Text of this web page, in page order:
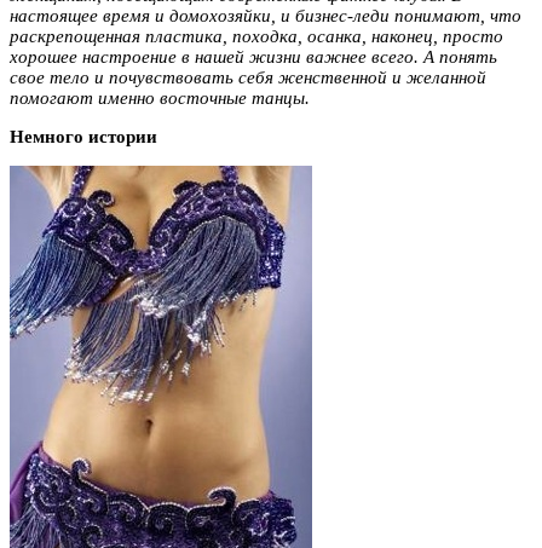
настоящее время и домохозяйки, и бизнес-леди понимают, что
раскрепощенная пластика, походка, осанка, наконец, просто
хорошее настроение в нашей жизни важнее всего. А понять
свое тело и почувствовать себя женственной и желанной
помогают именно восточные танцы.
Немного истории